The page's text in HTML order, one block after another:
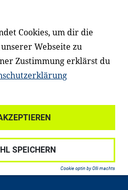
LinkedIn
Impressum
Cookies, um dir die
Webseite zu
Zustimmung erklärst du
SPEICHERN
Cookie optin by Olli machts